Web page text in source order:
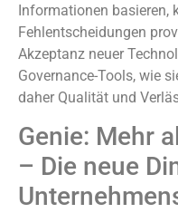
Informationen basieren,
Fehlentscheidungen
Akzeptanz neuer
Governance-Tools, wie
daher Qualität und
Genie: Mehr
– Die neue